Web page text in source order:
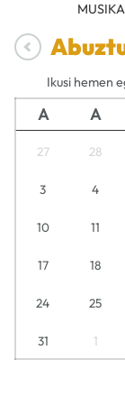
MUSIKA
Ikusi hemen
A A
27 28
3 4
10 11
17 18
24 25
31 1